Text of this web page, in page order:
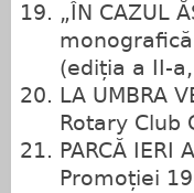
„ÎN CAZUL
(ediția a II-
LA UMBRA
Rotary Club
PARCĂ
Promoției